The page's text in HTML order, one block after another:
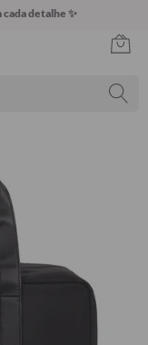
detalhe ✨